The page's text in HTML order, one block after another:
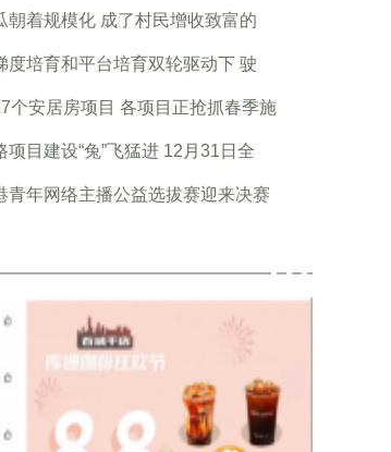
朝着规模化 成了村民增收致富的
度培育和平台培育双轮驱动下 驶
个安居房项目 各项目正抢抓春季施
目建设“兔”飞猛进 12月31日全
青年网络主播公益选拔赛迎来决赛